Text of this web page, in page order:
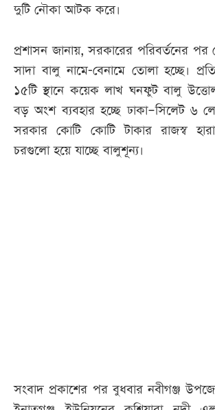
দুটি নৌকা আটক করে।
প্রশাসন জানায়, সরকারের পরিবর্তনের পর
সাদা বালু নামে-বেনামে তোলা হচ্ছে।
১৫টি স্থানে কয়েক লাখ ঘনফুট বালু
বড় অংশ ব্যবহার হচ্ছে ঢাকা–সিলেট ৬
সরকার কোটি কোটি টাকার রাজস্ব
চরগুলো হয়ে যাচ্ছে বালুশূন্য।
সংবাদ প্রকাশের পর বুধবার নবীগঞ্জ